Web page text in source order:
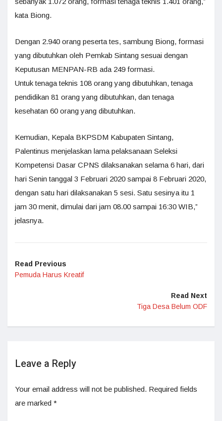
kata Biong.
Dengan 2.940 orang peserta tes, sambung Biong, formasi
yang dibutuhkan oleh Pemkab Sintang sesuai dengan
Keputusan MENPAN-RB ada 249 formasi.
Untuk tenaga teknis 108 orang yang dibutuhkan, tenaga
pendidikan 81 orang yang dibutuhkan, dan tenaga
kesehatan 60 orang yang dibutuhkan.
Kemudian, Kepala BKPSDM Kabupaten Sintang,
Palentinus menjelaskan lama pelaksanaan Seleksi
Kompetensi Dasar CPNS dilaksanakan selama 6 hari, dari
hari Senin tanggal 3 Februari 2020 sampai 8 Februari 2020,
dengan satu hari dilaksanakan 5 sesi. Satu sesinya itu 1
jam 30 menit, dimulai dari jam 08.00 sampai 16:30 WIB,”
jelasnya.
Read Previous
Pemuda Harus Kreatif
Read Next
Tiga Desa Belum ODF
Leave a Reply
Your email address will not be published. Required fields
are marked *